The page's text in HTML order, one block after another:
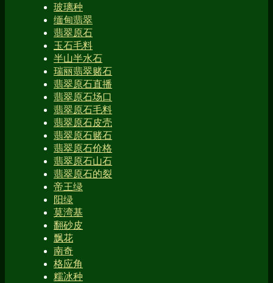
玻璃种
缅甸翡翠
翡翠原石
玉石毛料
半山半水石
瑞丽翡翠赌石
翡翠原石直播
翡翠原石场口
翡翠原石毛料
翡翠原石皮壳
翡翠原石赌石
翡翠原石价格
翡翠原石山石
翡翠原石的裂
帝王绿
阳绿
莫湾基
翻砂皮
飘花
南奇
格应角
糯冰种